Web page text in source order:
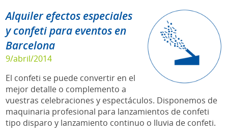
Alquiler efectos especiales
y confeti para eventos en
Barcelona
9/abril/2014
El confeti se puede convertir en el
mejor detalle o complemento a
vuestras celebraciones y espectáculos. Disponemos de
maquinaria profesional para lanzamientos de confeti
tipo disparo y lanzamiento continuo o lluvia de confeti.